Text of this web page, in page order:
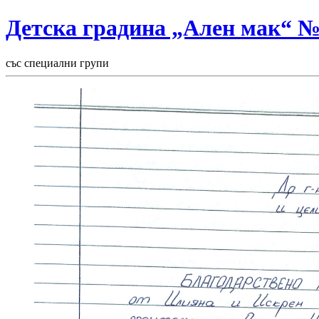
Детска градина „Ален мак“
със специални групи